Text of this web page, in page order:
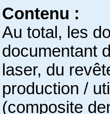
Contenu :
Au total, les
documentant
laser, du
production /
(composite